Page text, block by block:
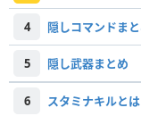
4 隠しコマンドま
5 隠し武器まとめ
6 スタミナキルと